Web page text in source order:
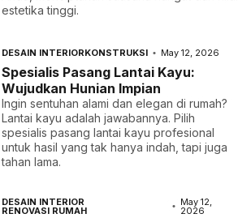
estetika tinggi.
DESAIN INTERIORKONSTRUKSI May 12, 2026
Spesialis Pasang Lantai Kayu:
Wujudkan Hunian Impian
Ingin sentuhan alami dan elegan di rumah?
Lantai kayu adalah jawabannya. Pilih
spesialis pasang lantai kayu profesional
untuk hasil yang tak hanya indah, tapi juga
tahan lama.
DESAIN INTERIOR
RENOVASI RUMAH
May 12,
2026